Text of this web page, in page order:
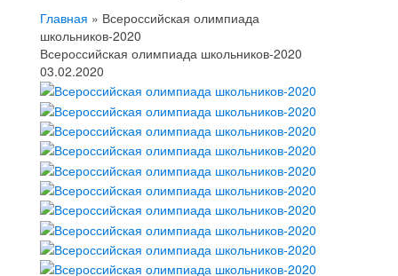
Главная » Всероссийская олимпиада
школьников-2020
Всероссийская олимпиада школьников-2020
03.02.2020